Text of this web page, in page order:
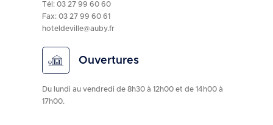
Tél: 03 27 99 60 60
Fax: 03 27 99 60 61
hoteldeville@auby.fr
Ouvertures
Du lundi au vendredi de 8h30 à 12h00 et de 14h00 à
17h00.